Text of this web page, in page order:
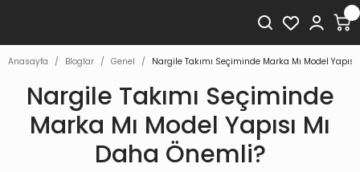
Anasayfa Bloglar Genel Nargile Takımı Seçiminde Marka Mı Model Yapısı
Nargile Takımı Seçiminde
Marka Mı Model Yapısı Mı
Daha Önemli?